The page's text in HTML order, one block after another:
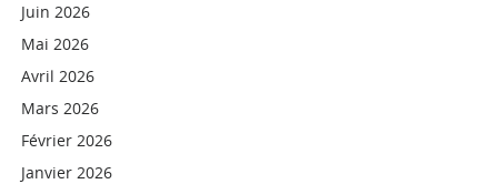
Juin 2026
Mai 2026
Avril 2026
Mars 2026
Février 2026
Janvier 2026